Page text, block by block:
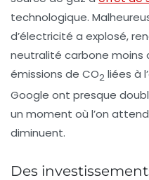
technologique.
d’électricité a explosé,
neutralité carbone moins
émissions de CO2 liées à
Google ont presque
un moment où l’on
diminuent.
Des